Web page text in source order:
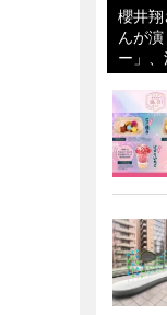
櫻井翔
んが
ー」